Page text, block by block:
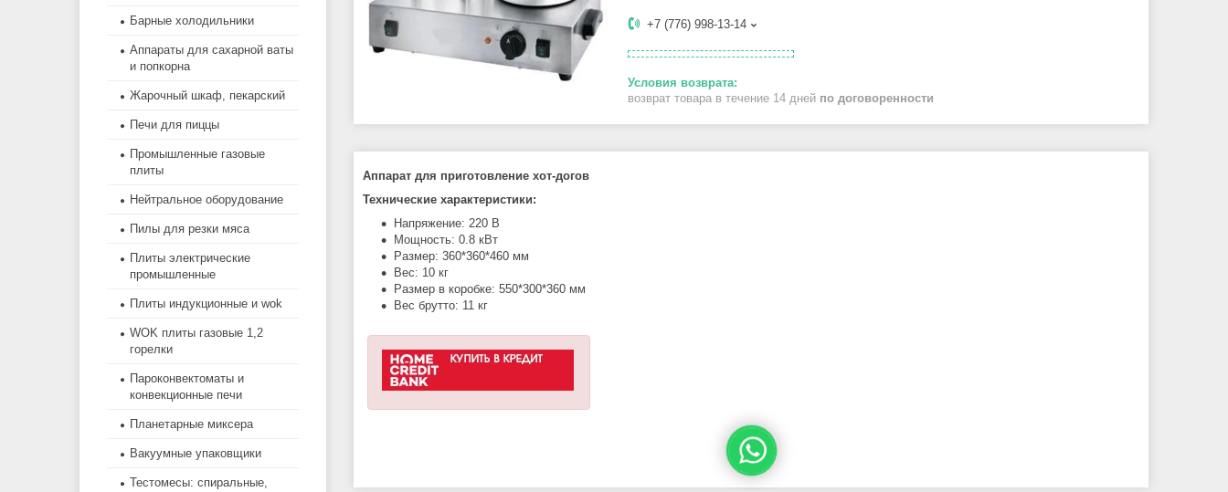
+7 (776) 998-13-14
возврат товара в течение 14 дней по договоренности
Аппарат для приготовление хот-догов
Технические характеристики:
Напряжение: 220 В
Мощность: 0.8 кВт
Размер: 360*360*460 мм
Вес: 10 кг
Размер в коробке: 550*300*360 мм
Вес брутто: 11 кг
Барные холодильники
Аппараты для сахарной ваты
и попкорна
Жарочный шкаф, пекарский
Печи для пиццы
Промышленные газовые
плиты
Нейтральное оборудование
Пилы для резки мяса
Плиты электрические
промышленные
Плиты индукционные и wok
WOK плиты газовые 1,2
горелки
Пароконвектоматы и
конвекционные печи
Планетарные миксера
Вакуумные упаковщики
Тестомесы: спиральные,